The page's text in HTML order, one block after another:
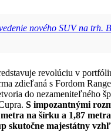
nového SUV na trh.
revolúciu v
zdieľaná s Fordom
do nezameniteľného
S impozantnými
na šírku a 1,87
skutočne majestátny